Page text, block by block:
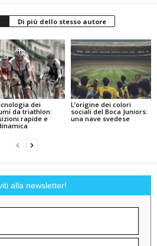
Di più dello stesso autore
dei
da triathlon:
rapide e
L’origine dei colori
sociali del Boca Juniors:
una nave svedese
alla newsletter!